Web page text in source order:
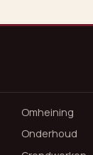
Omheining
Onderhoud